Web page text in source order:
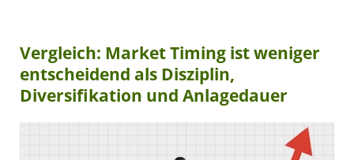
Vergleich: Market Timing ist weniger
entscheidend als Disziplin,
Diversifikation und Anlagedauer